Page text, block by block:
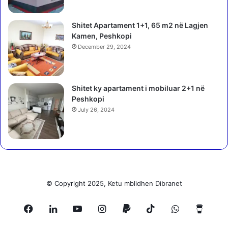
Shitet Apartament 1+1, 65 m2 në Lagjen
Kamen, Peshkopi
December 29, 2024
Shitet ky apartament i mobiluar 2+1 në
Peshkopi
July 26, 2024
© Copyright 2025, Ketu mblidhen Dibranet
Facebook
LinkedInYouTubeInstagram
Paypal TikTokWhatsApp